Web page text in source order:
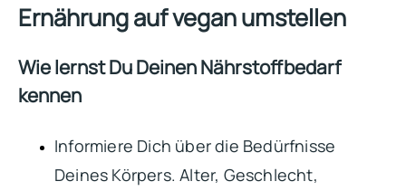
Ernährung auf vegan umstellen
Wie lernst Du Deinen Nährstoffbedarf
kennen
Informiere Dich über die Bedürfnisse
Deines Körpers. Alter, Geschlecht,